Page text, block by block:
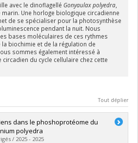
avec le dinoflagellé Gonyaulax polyedra,
Une horloge biologique circadienne
de se spécialiser pour la photosynthèse
pendant la nuit. Nous
bases moléculaires de ces rythmes
biochimie et de la régulation de
sommes également intéressé à
du cycle cellulaire chez cette
Tout déplier
dans le phoshoprotéome du
polyedra
/ 2025 - 2025